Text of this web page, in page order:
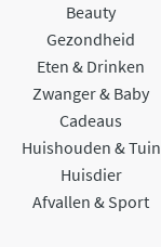
Beauty
Gezondheid
Eten & Drinken
Zwanger & Baby
Cadeaus
Huishouden & Tuin
Huisdier
Afvallen & Sport